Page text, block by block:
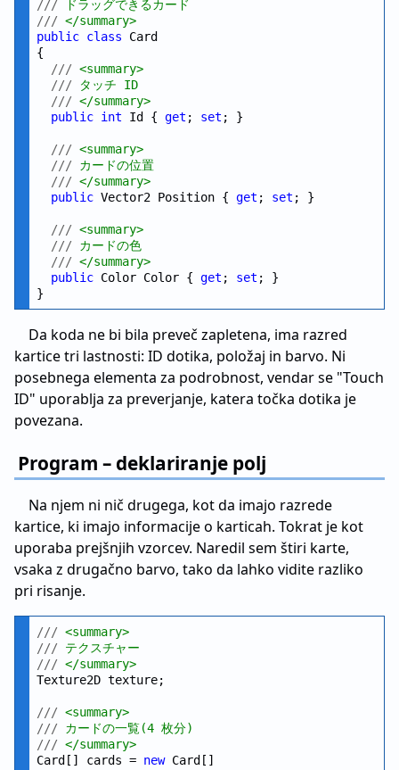
/// ドラッグできるカード
/// </summary>
public class Card
{
/// <summary>
/// タッチ ID
/// </summary>
public int Id { get ; set ; }
/// <summary>
/// カードの位置
/// </summary>
public Vector2 Position { get ; set ; }
/// <summary>
/// カードの色
/// </summary>
public Color Color { get ; set ; }
Da koda ne bi bila preveč zapletena, ima razred
kartice tri lastnosti: ID dotika, položaj in barvo. Ni
posebnega elementa za podrobnost, vendar se "Touch
ID" uporablja za preverjanje, katera točka dotika je
povezana.
Program – deklariranje polj
Na njem ni nič drugega, kot da imajo razrede
kartice, ki imajo informacije o karticah. Tokrat je kot
uporaba prejšnjih vzorcev. Naredil sem štiri karte,
vsaka z drugačno barvo, tako da lahko vidite razliko
pri risanje.
/// <summary>
/// テクスチャー
/// </summary>
Texture2D texture;
/// <summary>
/// カードの一覧(4 枚分)
/// </summary>
Card[] cards = new Card[]